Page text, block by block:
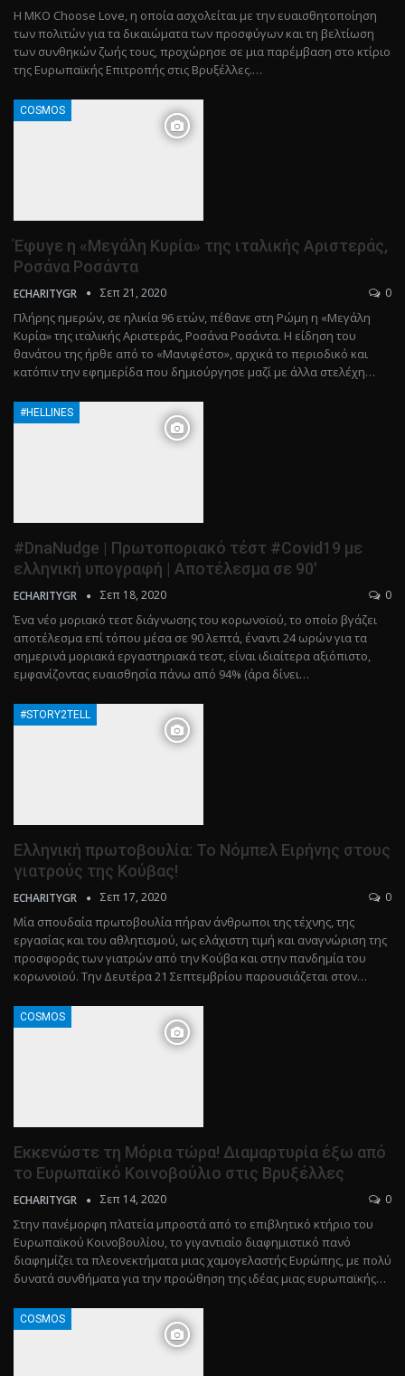
Η ΜΚΟ Choose Love, η οποία ασχολείται με την ευαισθητοποίηση
των πολιτών για τα δικαιώματα των προσφύγων και τη βελτίωση
των συνθηκών ζωής τους, προχώρησε σε μια παρέμβαση στο κτίριο
της Ευρωπαϊκής Επιτροπής στις Βρυξέλλες.…
COSMOS
Έφυγε η «Μεγάλη Κυρία» της ιταλικής Αριστεράς,
Ροσάνα Ροσάντα
ECHARITYGR Σεπ 21, 2020 0
Πλήρης ημερών, σε ηλικία 96 ετών, πέθανε στη Ρώμη η «Μεγάλη
Κυρία» της ιταλικής Αριστεράς, Ροσάνα Ροσάντα. Η είδηση του
θανάτου της ήρθε από το «Μανιφέστο», αρχικά το περιοδικό και
κατόπιν την εφημερίδα που δημιούργησε μαζί με άλλα στελέχη…
#HELLINES
#DnaNudge | Πρωτοποριακό τέστ #Covid19 με
ελληνική υπογραφή | Αποτέλεσμα σε 90′
ECHARITYGR Σεπ 18, 2020 0
Ένα νέο μοριακό τεστ διάγνωσης του κορωνοϊού, το οποίο βγάζει
αποτέλεσμα επί τόπου μέσα σε 90 λεπτά, έναντι 24 ωρών για τα
σημερινά μοριακά εργαστηριακά τεστ, είναι ιδιαίτερα αξιόπιστο,
εμφανίζοντας ευαισθησία πάνω από 94% (άρα δίνει…
#STORY2TELL
Ελληνική πρωτοβουλία: Το Νόμπελ Ειρήνης στους
γιατρούς της Κούβας!
ECHARITYGR Σεπ 17, 2020 0
Mία σπουδαία πρωτοβουλία πήραν άνθρωποι της τέχνης, της
εργασίας και του αθλητισμού, ως ελάχιστη τιμή και αναγνώριση της
προσφοράς των γιατρών από την Κούβα και στην πανδημία του
κορωνοϊού. Την Δευτέρα 21 Σεπτεμβρίου παρουσιάζεται στον…
COSMOS
Εκκενώστε τη Μόρια τώρα! Διαμαρτυρία έξω από
το Ευρωπαϊκό Κοινοβούλιο στις Βρυξέλλες
ECHARITYGR Σεπ 14, 2020 0
Στην πανέμορφη πλατεία μπροστά από το επιβλητικό κτήριο του
Ευρωπαϊκού Κοινοβουλίου, το γιγαντιαίο διαφημιστικό πανό
διαφημίζει τα πλεονεκτήματα μιας χαμογελαστής Ευρώπης, με πολύ
δυνατά συνθήματα για την προώθηση της ιδέας μιας ευρωπαϊκής…
COSMOS